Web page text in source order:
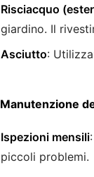
Risciacquo
giardino. Il
Asciutto:
Manutenzione
Ispezioni mensili
piccoli problemi.